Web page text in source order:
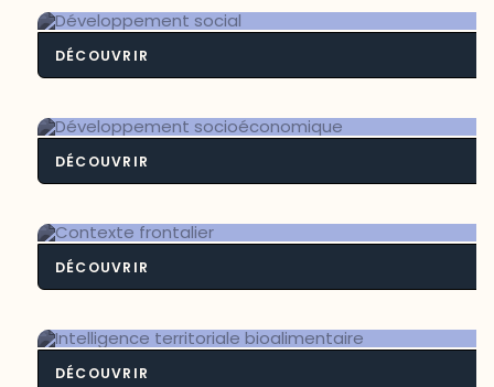
DÉCOUVRIR
DÉCOUVRIR
DÉCOUVRIR
DÉCOUVRIR